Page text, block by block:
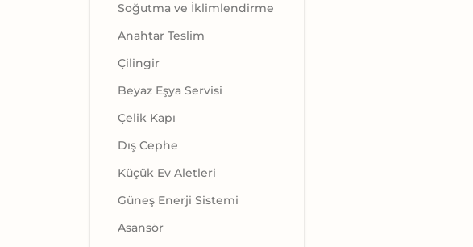
Soğutma ve İklimlendirme
Anahtar Teslim
Çilingir
Beyaz Eşya Servisi
Çelik Kapı
Dış Cephe
Küçük Ev Aletleri
Güneş Enerji Sistemi
Asansör